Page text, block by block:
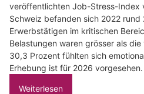
veröffentlichten Job-Stress-Index
Schweiz befanden sich 2022 rund
Erwerbstätigen im kritischen
Belastungen waren grösser als
30,3 Prozent fühlten sich
Erhebung ist für 2026 vorgesehen.
Weiterlesen